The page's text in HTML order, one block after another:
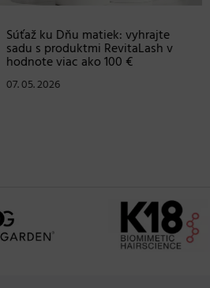
Súťaž ku Dňu matiek: vyhrajte
sadu s produktmi RevitaLash v
hodnote viac ako 100 €
07. 05. 2026